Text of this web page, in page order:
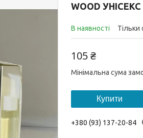
WOOD УНІСЕКС
В наявності Тільки
105 ₴
Мінімальна сума
Купити
+380 (93) 137-20-84